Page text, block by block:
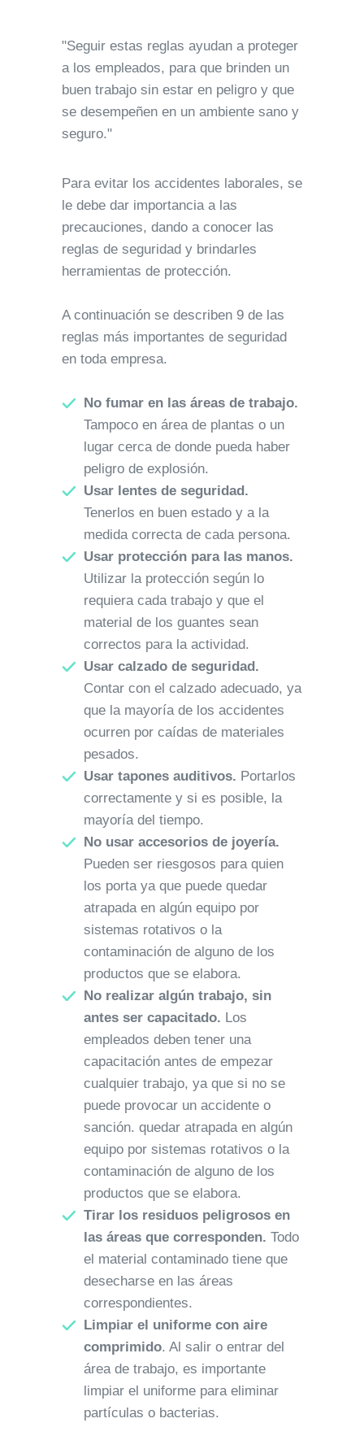
"Seguir estas reglas ayudan a proteger
a los empleados, para que brinden un
buen trabajo sin estar en peligro y que
se desempeñen en un ambiente sano y
seguro."
Para evitar los accidentes laborales, se
le debe dar importancia a las
precauciones, dando a conocer las
reglas de seguridad y brindarles
herramientas de protección.
A continuación se describen 9 de las
reglas más importantes de seguridad
en toda empresa.
No fumar en las áreas de trabajo.
Tampoco en área de plantas o un
lugar cerca de donde pueda haber
peligro de explosión.
Usar lentes de seguridad.
Tenerlos en buen estado y a la
medida correcta de cada persona.
Usar protección para las manos.
Utilizar la protección según lo
requiera cada trabajo y que el
material de los guantes sean
correctos para la actividad.
Usar calzado de seguridad.
Contar con el calzado adecuado, ya
que la mayoría de los accidentes
ocurren por caídas de materiales
pesados.
Usar tapones auditivos. Portarlos
correctamente y si es posible, la
mayoría del tiempo.
No usar accesorios de joyería.
Pueden ser riesgosos para quien
los porta ya que puede quedar
atrapada en algún equipo por
sistemas rotativos o la
contaminación de alguno de los
productos que se elabora.
No realizar algún trabajo, sin
antes ser capacitado. Los
empleados deben tener una
capacitación antes de empezar
cualquier trabajo, ya que si no se
puede provocar un accidente o
sanción. quedar atrapada en algún
equipo por sistemas rotativos o la
contaminación de alguno de los
productos que se elabora.
Tirar los residuos peligrosos en
las áreas que corresponden. Todo
el material contaminado tiene que
desecharse en las áreas
correspondientes.
Limpiar el uniforme con aire
comprimido. Al salir o entrar del
área de trabajo, es importante
limpiar el uniforme para eliminar
partículas o bacterias.